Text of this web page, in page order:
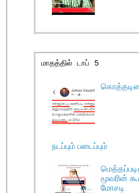
மாதத்தில் டாப் 5
நடப்பும் படைப்பும்
மூவரின்
மோசடி